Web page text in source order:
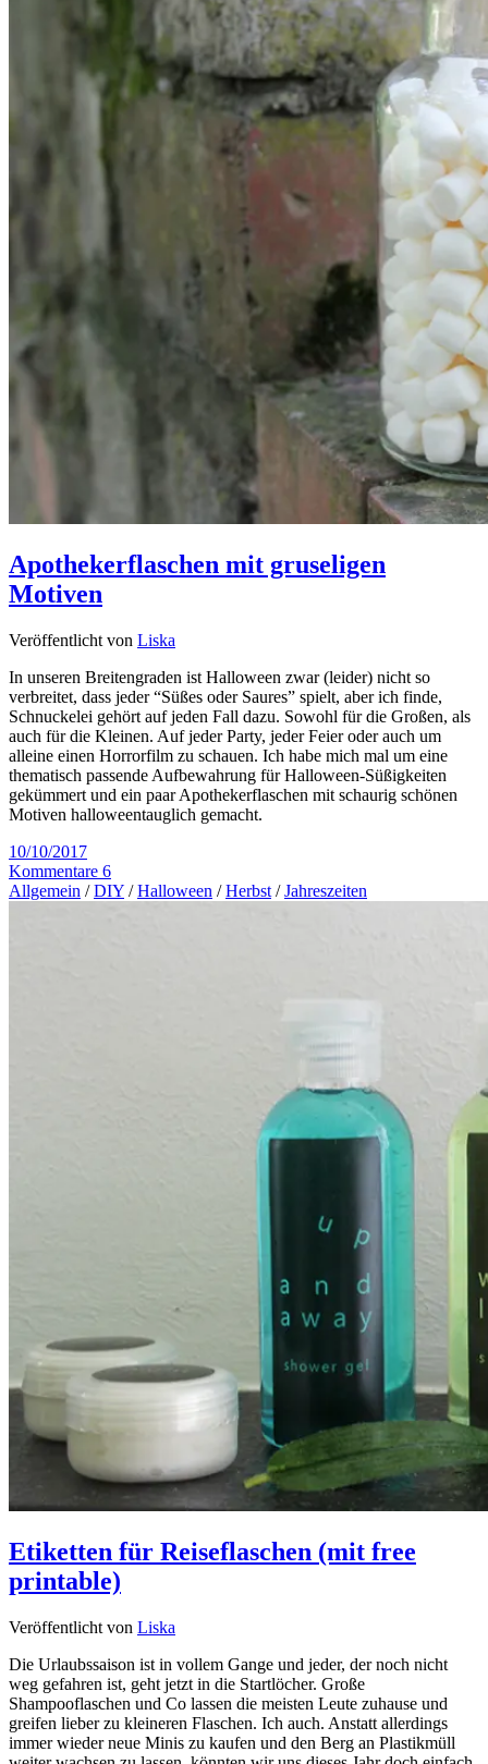
Apothekerflaschen mit gruseligen
Motiven
Veröffentlicht von Liska
In unseren Breitengraden ist Halloween zwar (leider) nicht so
verbreitet, dass jeder “Süßes oder Saures” spielt, aber ich finde,
Schnuckelei gehört auf jeden Fall dazu. Sowohl für die Großen, als
auch für die Kleinen. Auf jeder Party, jeder Feier oder auch um
alleine einen Horrorfilm zu schauen. Ich habe mich mal um eine
thematisch passende Aufbewahrung für Halloween-Süßigkeiten
gekümmert und ein paar Apothekerflaschen mit schaurig schönen
Motiven halloweentauglich gemacht.
10/10/2017
Kommentare 6
Allgemein /DIY /Halloween /Herbst /Jahreszeiten
Etiketten für Reiseflaschen (mit free
printable)
Veröffentlicht von Liska
Die Urlaubssaison ist in vollem Gange und jeder, der noch nicht
weg gefahren ist, geht jetzt in die Startlöcher. Große
Shampooflaschen und Co lassen die meisten Leute zuhause und
greifen lieber zu kleineren Flaschen. Ich auch. Anstatt allerdings
immer wieder neue Minis zu kaufen und den Berg an Plastikmüll